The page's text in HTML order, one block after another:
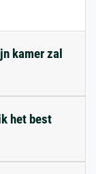
kamer zal
het best